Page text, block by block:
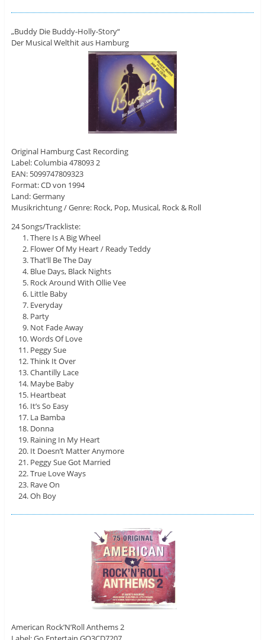
„Buddy Die Buddy-Holly-Story“
Der Musical Welthit aus Hamburg
Original Hamburg Cast Recording
Label: Columbia 478093 2
EAN: 5099747809323
Format: CD von 1994
Land: Germany
Musikrichtung / Genre: Rock, Pop, Musical, Rock & Roll
24 Songs/Trackliste:
There Is A Big Wheel
Flower Of My Heart / Ready Teddy
That’ll Be The Day
Blue Days, Black Nights
Rock Around With Ollie Vee
Little Baby
Everyday
Party
Not Fade Away
Words Of Love
Peggy Sue
Think It Over
Chantilly Lace
Maybe Baby
Heartbeat
It’s So Easy
La Bamba
Donna
Raining In My Heart
It Doesn’t Matter Anymore
Peggy Sue Got Married
True Love Ways
Rave On
Oh Boy
American Rock’N’Roll Anthems 2